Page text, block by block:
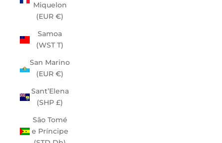
Miquelon
(EUR €)
Samoa
(WST T)
San Marino
(EUR €)
Sant’Elena
(SHP £)
São Tomé
e Príncipe